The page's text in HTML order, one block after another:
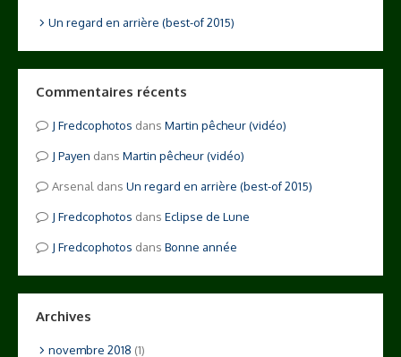
Un regard en arrière (best-of 2015)
Commentaires récents
Fredcophotos dans Martin pêcheur (vidéo)
Payen dans Martin pêcheur (vidéo)
Arsenal dans Un regard en arrière (best-of 2015)
Fredcophotos dans Eclipse de Lune
Fredcophotos dans Bonne année
Archives
novembre 2018 (1)